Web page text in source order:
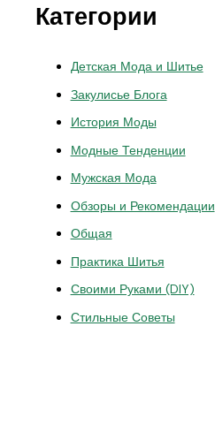
Категории
Детская Мода и Шитье
Закулисье Блога
История Моды
Модные Тенденции
Мужская Мода
Обзоры и Рекомендации
Общая
Практика Шитья
Своими Руками (DIY)
Стильные Советы